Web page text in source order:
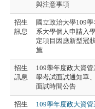
與注意事項
招生
訊息
國立政治大學109
系大學個人申請入
定項目因應新型冠
施
招生
訊息
109學年度政大資
學考試面試通知單
面試時間公告
招生
109學年度政大資